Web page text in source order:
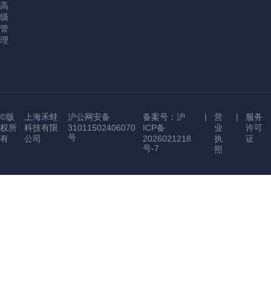
高
级
管
理
©版
权所
有
上海禾蛙
科技有限
公司
沪公网安备
31011502406070
号
备案号：沪
ICP备
2026021218
号-7
|
营
业
执
照
|
服务
许可
证